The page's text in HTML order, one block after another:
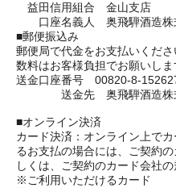
益田信用組合 金山支店
口座名義人 奥飛騨酒造株
■郵便振込み
郵便局で代金をお支払いくだ
数料はお客様負担でお願いしま
送金口座番号 00820-8-
送金先 奥飛騨酒造株
■オンライン決済
カード決済：オンライン上で
るお支払の場合には、ご契約
しくは、ご契約のカード会社の
※ご利用いただけるカード